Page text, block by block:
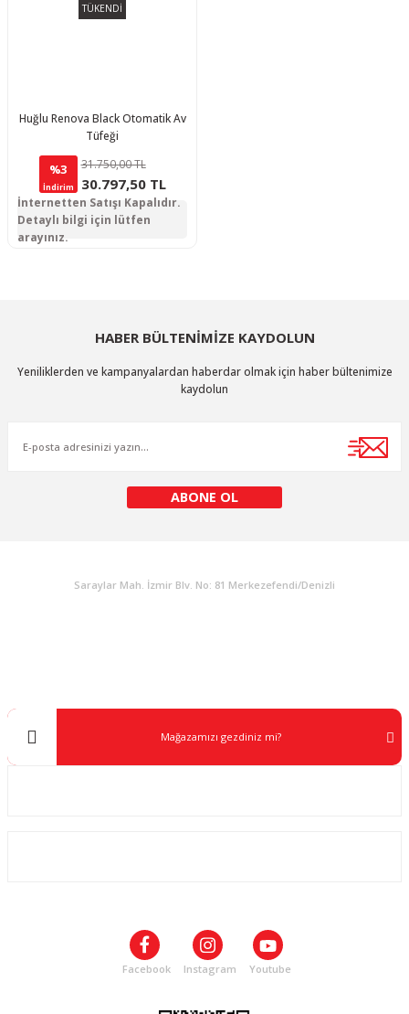
TÜKENDİ
Huğlu Renova Black Otomatik Av
Tüfeği
%3
İndirim
31.750,00 TL
30.797,50 TL
İnternetten Satışı Kapalıdır.
Detaylı bilgi için lütfen
arayınız.
HABER BÜLTENİMİZE KAYDOLUN
Yeniliklerden ve kampanyalardan haberdar olmak için haber bültenimize
kaydolun
ABONE OL
Saraylar Mah. İzmir Blv. No: 81 Merkezefendi/Denizli
Mağazamızı gezdiniz mi?
Facebook Instagram Youtube